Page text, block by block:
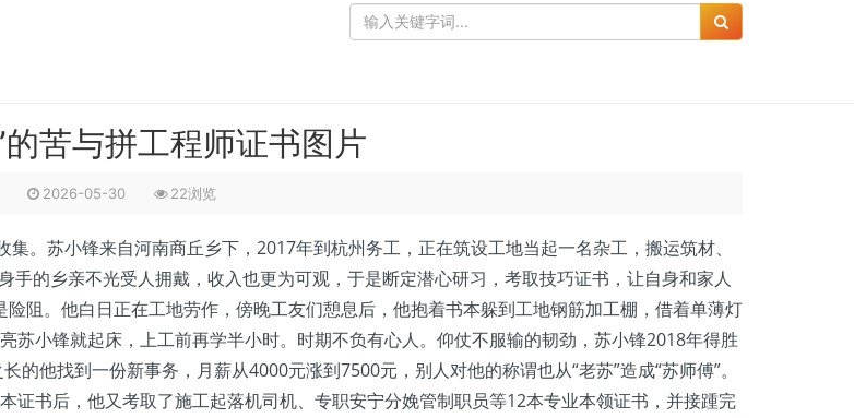
苦与拼工程师证书图片
2026-05-30 22浏览
苏小锋来自河南商丘乡下，2017年到杭州务工，正在筑设工地当起一名杂工，搬运筑材、
的乡亲不光受人拥戴，收入也更为可观，于是断定潜心研习，考取技巧证书，让自身和家人
险阻。他白日正在工地劳作，傍晚工友们憩息后，他抱着书本躲到工地钢筋加工棚，借着单薄灯
苏小锋就起床，上工前再学半小时。时期不负有心人。仰仗不服输的韧劲，苏小锋2018年得胜
的他找到一份新事务，月薪从4000元涨到7500元，别人对他的称谓也从“老苏”造成“苏师傅”。
证书后，他又考取了施工起落机司机、专职安宁分娩管制职员等12本专业本领证书，并接踵完